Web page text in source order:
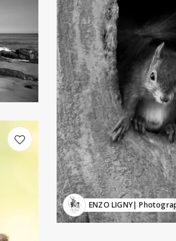
ENZO LIGNY |